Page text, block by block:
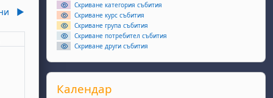
▶︎
2 майнеделя, 3 май
Скриване категория събития
Скриване курс събития
Скриване група събития
Скриване потребител събития
Скриване други събития
Прескочи Календар
Календар